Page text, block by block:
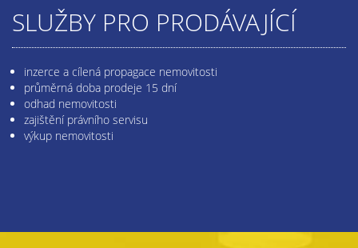
SLUŽBY PRO PRODÁVAJÍCÍ
inzerce a cílená propagace nemovitosti
průměrná doba prodeje 15 dní
odhad nemovitosti
zajištění právního servisu
výkup nemovitosti